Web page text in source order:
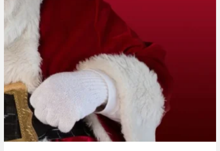
Thibaut Parent
22 décembre 2018